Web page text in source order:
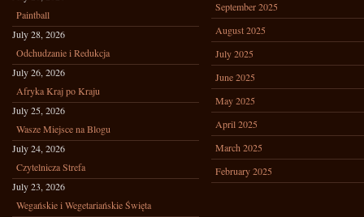
Paintball
July 28, 2026
Odchudzanie i Redukcja
July 26, 2026
Afryka Kraj po Kraju
July 25, 2026
Wasze Miejsce na Blogu
July 24, 2026
Czytelnicza Strefa
July 23, 2026
Wegańskie i Wegetariańskie Święta
September 2025
August 2025
July 2025
June 2025
May 2025
April 2025
March 2025
February 2025